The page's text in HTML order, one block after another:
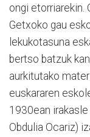
ongi etorriarekin.
Getxoko gau
lekukotasuna
bertso batzuk
aurkitutako
euskararen
1930ean irakasle
Obdulia Ocariz)